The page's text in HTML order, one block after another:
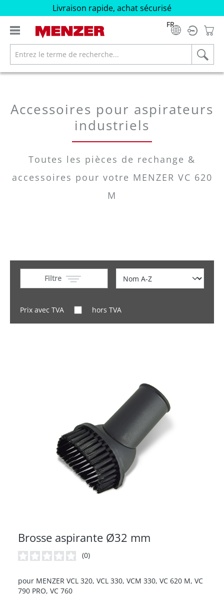
Livraison rapide, achat sécurisé
FR
Accessoires pour aspirateurs
industriels
Toutes les pièces de rechange &
accessoires pour votre MENZER VC 620
M
Filtre
Prix avec TVA hors TVA
Brosse aspirante Ø32 mm
(0)
pour MENZER VCL 320, VCL 330, VCM 330, VC 620 M, VC
790 PRO, VC 760